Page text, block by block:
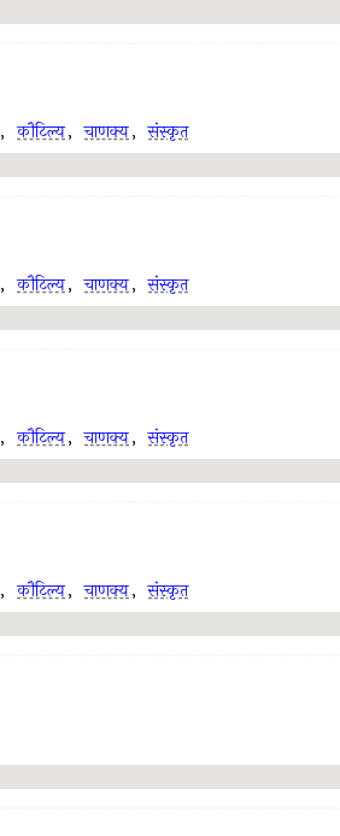
, कौटिल्य, चाणक्य, संस्कृत
, कौटिल्य, चाणक्य, संस्कृत
, कौटिल्य, चाणक्य, संस्कृत
, कौटिल्य, चाणक्य, संस्कृत